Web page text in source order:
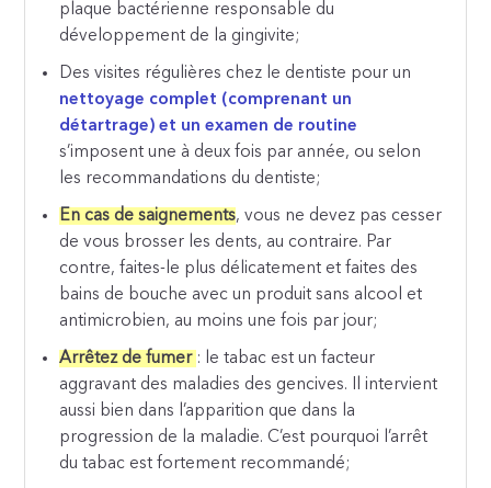
plaque bactérienne responsable du
développement de la gingivite;
Des visites régulières chez le dentiste pour un
nettoyage complet (comprenant un
détartrage) et un examen de routine
s’imposent une à deux fois par année, ou selon
les recommandations du dentiste;
En cas de saignements, vous ne devez pas cesser
de vous brosser les dents, au contraire. Par
contre, faites-le plus délicatement et faites des
bains de bouche avec un produit sans alcool et
antimicrobien, au moins une fois par jour;
Arrêtez de fumer : le tabac est un facteur
aggravant des maladies des gencives. Il intervient
aussi bien dans l’apparition que dans la
progression de la maladie. C’est pourquoi l’arrêt
du tabac est fortement recommandé;